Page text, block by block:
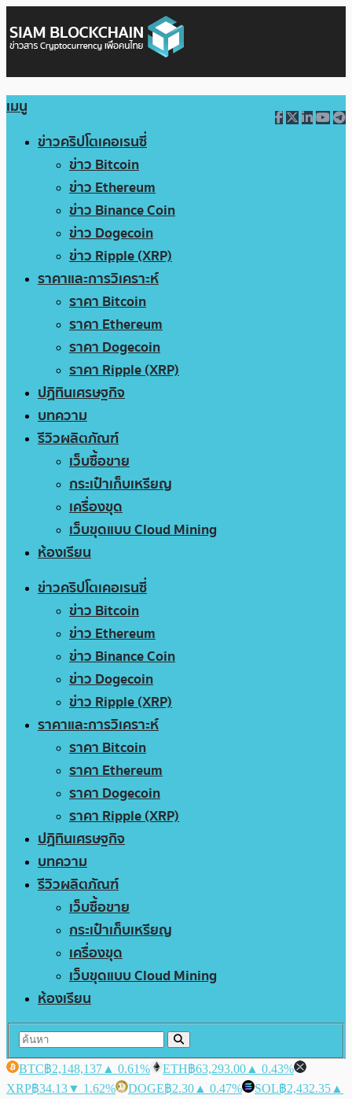
เมนู
ข่าวคริปโตเคอเรนซี่
ข่าว Bitcoin
ข่าว Ethereum
ข่าว Binance Coin
ข่าว Dogecoin
ข่าว Ripple (XRP)
ราคาและการวิเคราะห์
ราคา Bitcoin
ราคา Ethereum
ราคา Dogecoin
ราคา Ripple (XRP)
ปฏิทินเศรษฐกิจ
บทความ
รีวิวผลิตภัณฑ์
เว็บซื้อขาย
กระเป๋าเก็บเหรียญ
เครื่องขุด
เว็บขุดแบบ Cloud Mining
ห้องเรียน
ข่าวคริปโตเคอเรนซี่
ข่าว Bitcoin
ข่าว Ethereum
ข่าว Binance Coin
ข่าว Dogecoin
ข่าว Ripple (XRP)
ราคาและการวิเคราะห์
ราคา Bitcoin
ราคา Ethereum
ราคา Dogecoin
ราคา Ripple (XRP)
ปฏิทินเศรษฐกิจ
บทความ
รีวิวผลิตภัณฑ์
เว็บซื้อขาย
กระเป๋าเก็บเหรียญ
เครื่องขุด
เว็บขุดแบบ Cloud Mining
ห้องเรียน
BTC฿2,148,137 ▲ 0.61% ETH฿63,293.00 ▲ 0.43%
XRP฿34.13▼ 1.62% DOGE฿2.30 ▲ 0.47% SOL฿2,432.35 ▲